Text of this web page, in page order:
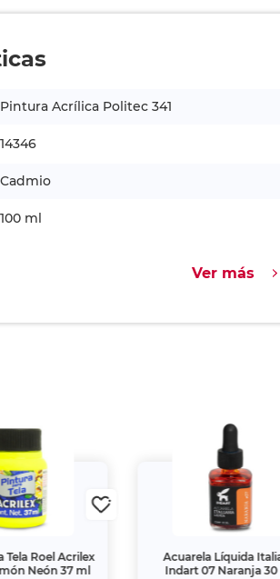
Pintura Acrílica Politec 341
14346
Cadmio
100 ml
Ver más
Roel Acrilex
Neón 37 ml
Acuarela Líquida Italiana
Indart 07 Naranja 30 ml